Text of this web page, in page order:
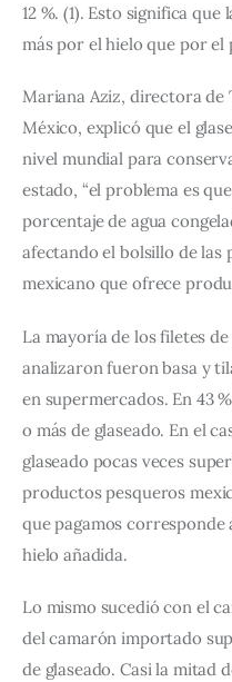
12 %. (1). Esto significa
más por el hielo que por
Mariana Aziz, directora de
México, explicó que el
nivel mundial para
estado, “el problema es
porcentaje de agua
afectando el bolsillo de las
mexicano que ofrece
La mayoría de los filetes
analizaron fueron basa y
en supermercados. En 43
o más de glaseado. En el
glaseado pocas veces
productos pesqueros
que pagamos corresponde
hielo añadida.
Lo mismo sucedió con el
del camarón importado
de glaseado. Casi la mitad